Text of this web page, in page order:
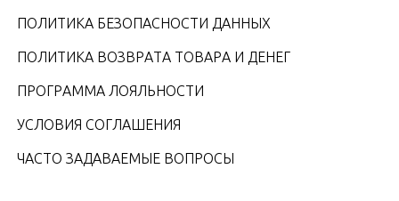
ПОЛИТИКА БЕЗОПАСНОСТИ ДАННЫХ
ПОЛИТИКА ВОЗВРАТА ТОВАРА И ДЕНЕГ
ПРОГРАММА ЛОЯЛЬНОСТИ
УСЛОВИЯ СОГЛАШЕНИЯ
ЧАСТО ЗАДАВАЕМЫЕ ВОПРОСЫ